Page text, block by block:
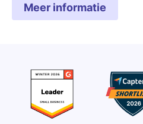
Meer informatie